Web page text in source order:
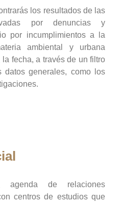
los resultados de las
por denuncias y
por incumplimientos a la
ambiental y urbana
fecha, a través de un filtro
datos generales, como los
agenda de relaciones
centros de estudios que